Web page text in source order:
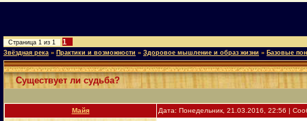
Страница 1 из 1 1
Звёздная река » Практики и возможности » Здоровое мышление и образ жизни » Базовые
Существует ли судьба?
Майя Дата: Понедельник, 21.03.2016, 22:56 |